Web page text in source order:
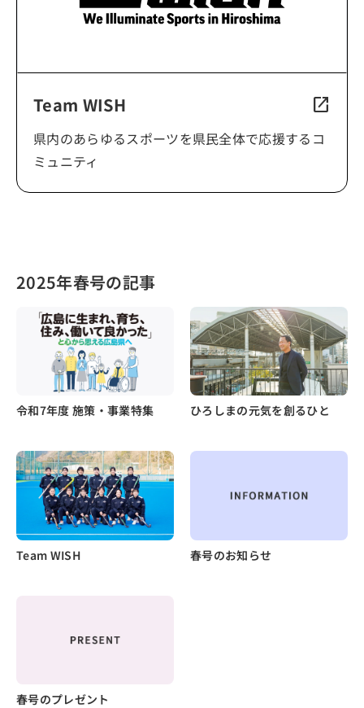
Team WISH open_in_new
県内のあらゆるスポーツを県民全体で応援するコ
ミュニティ
2025年春号の記事
令和7年度 施策・事業特集 ひろしまの元気を創るひと
Team WISH 春号のお知らせ
春号のプレゼント